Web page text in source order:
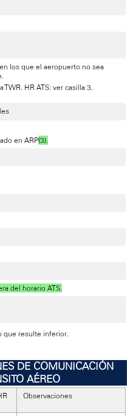
los que el aeropuerto no sea
HR ATS: ver casilla 3.
en ARP(3).
del horario ATS.
que resulte inferior.
DE COMUNICACIÓN
AÉREO
Observaciones